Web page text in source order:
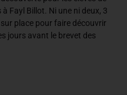
Fayl Billot. Ni une ni deux, 3
place pour faire découvrir
jours avant le brevet des